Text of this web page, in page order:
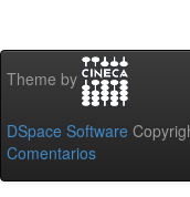
Theme by
DSpace Software
Comentarios